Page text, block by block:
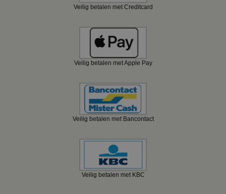
Veilig betalen met Creditcard
Veilig betalen met Apple Pay
Veilig betalen met Bancontact
Veilig betalen met KBC